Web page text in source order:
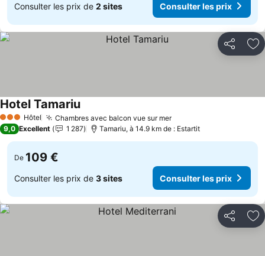
Consulter les prix de 2 sites Consulter les prix
Partager
3 ÉtoilesHôtel Chambres avec balcon vue sur merConsulter les prix
Hotel TamariuConsulter les prix
9,0 Excellent 1 287 Tamariu, à 14.9 km de : Estartit
De 109 €
Consulter les prix de 3 sites Consulter les prix
Partager